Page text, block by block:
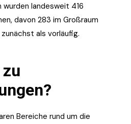
landesweit 416
davon 283 im Großraum
als vorläufig.
Bereiche rund um die